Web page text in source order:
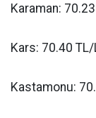
Karaman:
Kars: 70.40 TL/
Kastamonu: